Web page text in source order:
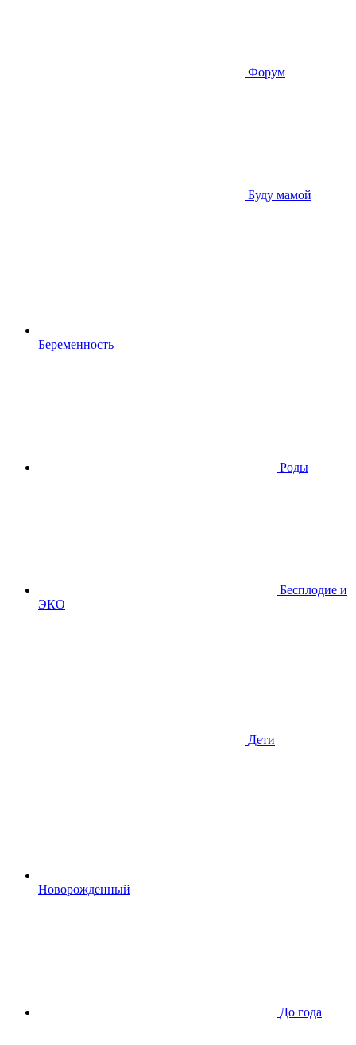
Форум
Буду мамой
Беременность
Роды
Бесплодие и
ЭКО
Дети
Новорожденный
До года